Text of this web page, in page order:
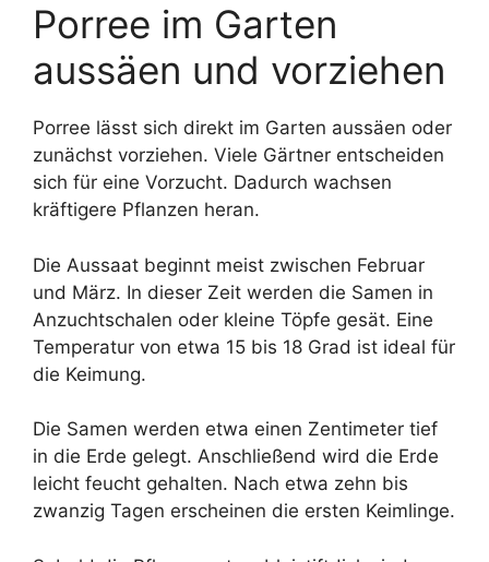
Porree im Garten
aussäen und vorziehen
Porree lässt sich direkt im Garten aussäen oder
zunächst vorziehen. Viele Gärtner entscheiden
sich für eine Vorzucht. Dadurch wachsen
kräftigere Pflanzen heran.
Die Aussaat beginnt meist zwischen Februar
und März. In dieser Zeit werden die Samen in
Anzuchtschalen oder kleine Töpfe gesät. Eine
Temperatur von etwa 15 bis 18 Grad ist ideal für
die Keimung.
Die Samen werden etwa einen Zentimeter tief
in die Erde gelegt. Anschließend wird die Erde
leicht feucht gehalten. Nach etwa zehn bis
zwanzig Tagen erscheinen die ersten Keimlinge.